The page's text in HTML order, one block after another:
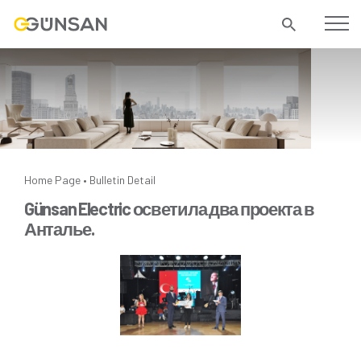
Home Page • Bulletin Detail
Günsan Electric осветила два проекта в
Анталье.